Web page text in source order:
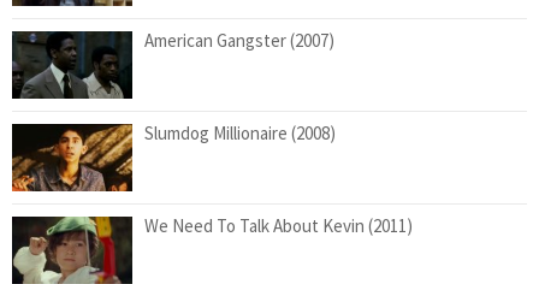
American Gangster (2007)
Slumdog Millionaire (2008)
We Need To Talk About Kevin (2011)